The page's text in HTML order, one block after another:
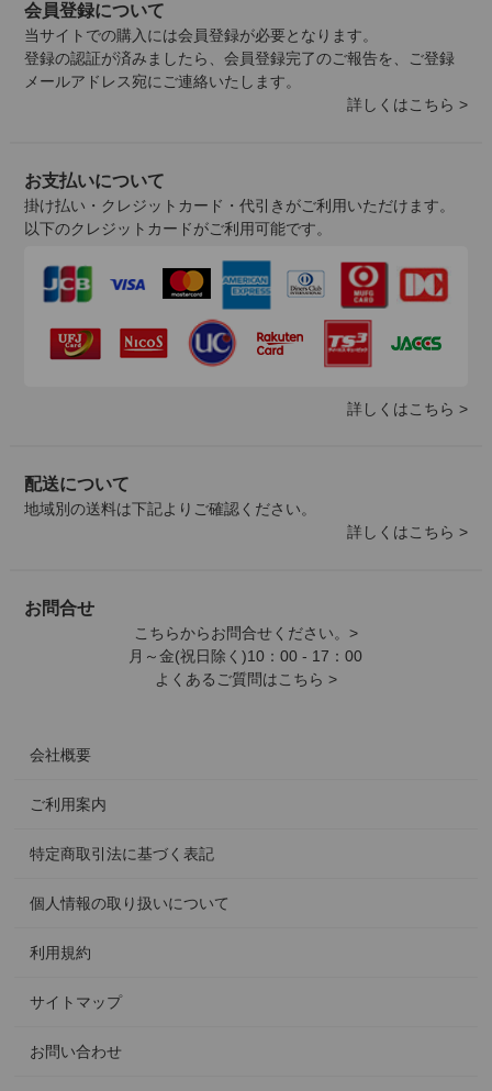
会員登録について
当サイトでの購入には会員登録が必要となります。
登録の認証が済みましたら、会員登録完了のご報告を、ご登録
メールアドレス宛にご連絡いたします。
詳しくはこちら >
お支払いについて
掛け払い・クレジットカード・代引きがご利用いただけます。
以下のクレジットカードがご利用可能です。
詳しくはこちら >
配送について
地域別の送料は下記よりご確認ください。
詳しくはこちら >
お問合せ
こちらからお問合せください。>
月～金(祝日除く)10：00 - 17：00
よくあるご質問はこちら >
会社概要
ご利用案内
特定商取引法に基づく表記
個人情報の取り扱いについて
利用規約
サイトマップ
お問い合わせ